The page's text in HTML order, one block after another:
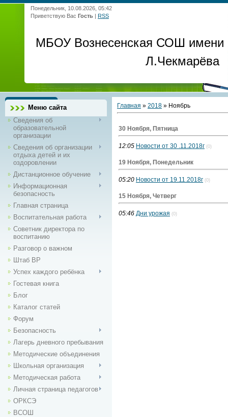
Понедельник, 10.08.2026, 05:42
Приветствую Вас Гость | RSS
МБОУ Вознесенская СОШ имени
Л.Чекмарёва
Меню сайта
Сведения об
образовательной
организации
Сведения об организации
отдыха детей и их
оздоровлении
Дистанционное обучение
Информационная
безопасность
Главная страница
Воспитательная работа
Советник директора по
воспитанию
Разговор о важном
Штаб ВР
Успех каждого ребёнка
Гостевая книга
Блог
Каталог статей
Форум
Безопасность
Лагерь дневного пребывания
Методические объединения
Школьная организация
Методическая работа
Личная страница педагогов
ОРКСЭ
ВСОШ
Главная » 2018 » Ноябрь
30 Ноября, Пятница
12:05 Новости от 30 .11.2018г (0)
19 Ноября, Понедельник
05:20 Новости от 19.11.2018г (0)
15 Ноября, Четверг
05:46 Дни урожая (0)